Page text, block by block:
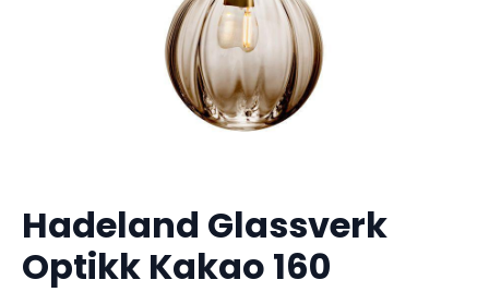
Hadeland Glassverk
Optikk Kakao 160